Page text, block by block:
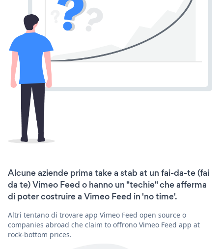
Alcune aziende prima take a stab at un fai-da-te (fai
da te) Vimeo Feed o hanno un "techie" che afferma
di poter costruire a Vimeo Feed in 'no time'.
Altri tentano di trovare app Vimeo Feed open source o
companies abroad che claim to offrono Vimeo Feed app at
rock-bottom prices.